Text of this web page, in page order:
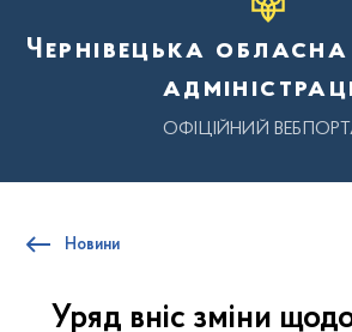
Чернівецька
ОФІЦІЙНИЙ
Новини
Уряд вніс зміни